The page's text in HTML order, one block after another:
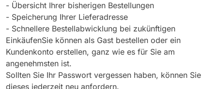
- Übersicht Ihrer bisherigen Bestellungen
- Speicherung Ihrer Lieferadresse
- Schnellere Bestellabwicklung bei zukünftigen
EinkäufenSie können als Gast bestellen oder ein
Kundenkonto erstellen, ganz wie es für Sie am
angenehmsten ist.
Sollten Sie Ihr Passwort vergessen haben, können Sie
dieses jederzeit neu anfordern.